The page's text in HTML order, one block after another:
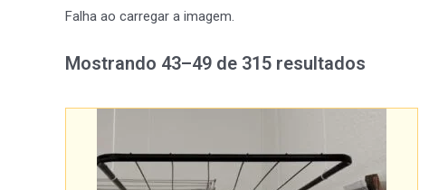
Falha ao carregar a imagem.
Mostrando 43–49 de 315 resultados